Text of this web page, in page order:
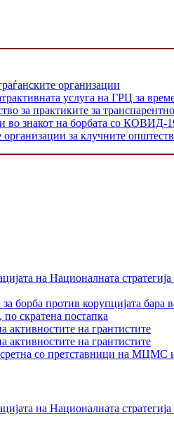
организации
услуга на ГРЦ за
за практиките за
во знакот на борбата со КОВИД-
организации за клучните
на Националната
борба против корупцијата
скратена постапка
активностите на грантистите
активностите на грантистите
со претставници на МЦМС
на Националната